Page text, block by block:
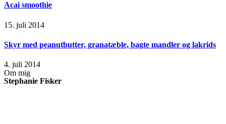
Acai smoothie
15. juli 2014
Skyr med peanutbutter, granatæble, bagte mandler og lakrids
4. juli 2014
Om mig
Stephanie Fisker